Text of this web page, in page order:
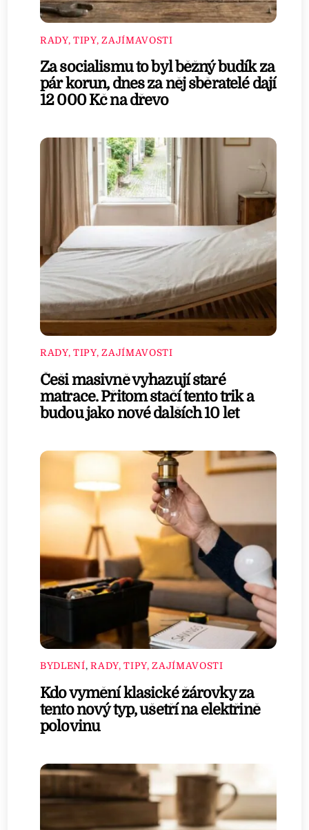
RADY, TIPY, ZAJÍMAVOSTI
Za socialismu to byl běžný budík za
pár korun, dnes za něj sběratelé dají
12 000 Kč na dřevo
RADY, TIPY, ZAJÍMAVOSTI
Češi masivně vyhazují staré
matrace. Přitom stačí tento trik a
budou jako nové dalších 10 let
BYDLENÍ,RADY, TIPY, ZAJÍMAVOSTI
Kdo vymění klasické žárovky za
tento nový typ, ušetří na elektřině
polovinu